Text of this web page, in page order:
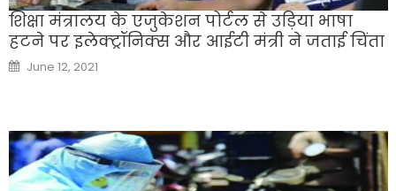
शिक्षा मंत्रालय के एजुकेशन पोर्टल से उड़िया भाषा
हटने पर इलेक्ट्रॉनिक्स और आईटी मंत्री ने जताई चिंता
Posted
on
June 12, 2021